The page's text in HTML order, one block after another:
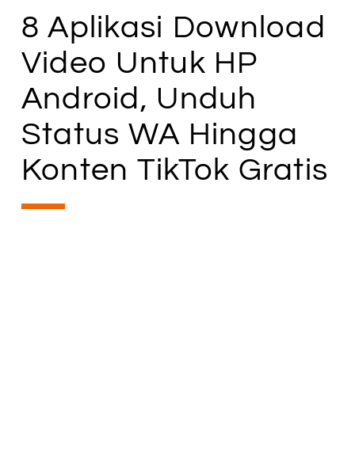
8 Aplikasi Download
Video Untuk HP
Android, Unduh
Status WA Hingga
Konten TikTok Gratis